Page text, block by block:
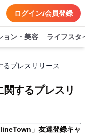
ログイン/会員登録
ョン・美容 ライフスタ
るプレスリリース
関するプレスリ
」友達登録キャ